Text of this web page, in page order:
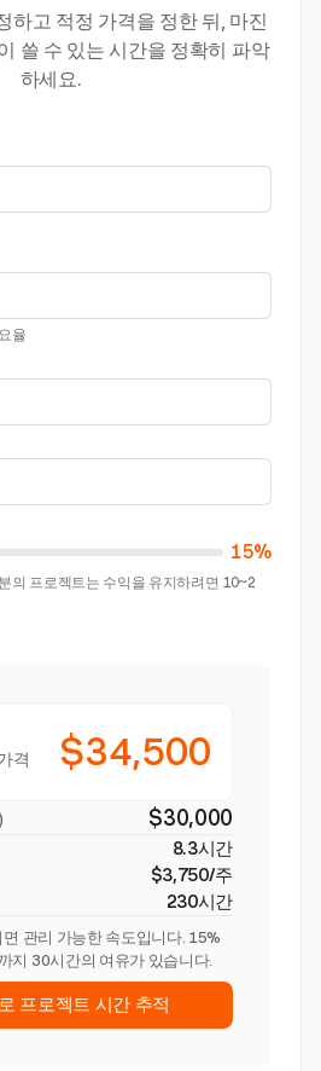
하고 적정 가격을 정한 뒤, 마진
쓸 수 있는 시간을 정확히 파악
하세요.
율
15%
의 프로젝트는 수익을 유지하려면 10~2
격 $34,500
$30,000
8.3시간
$3,750/주
230시간
관리 가능한 속도입니다. 15%
지 30시간의 여유가 있습니다.
프로젝트 시간 추적